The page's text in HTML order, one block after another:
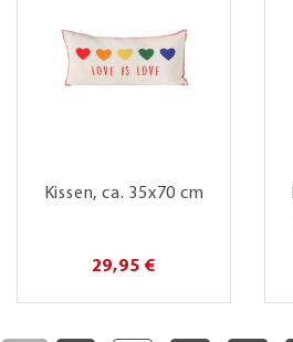
Kissen, ca. 35x70 cm
29,95 €